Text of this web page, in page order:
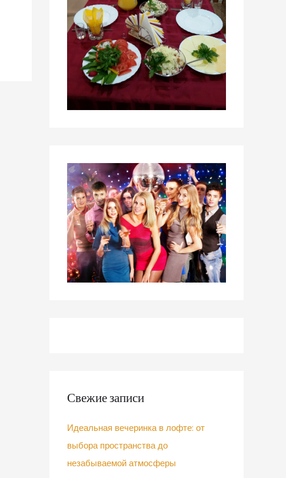
Свежие записи
Идеальная вечеринка в лофте: от
выбора пространства до
незабываемой атмосферы